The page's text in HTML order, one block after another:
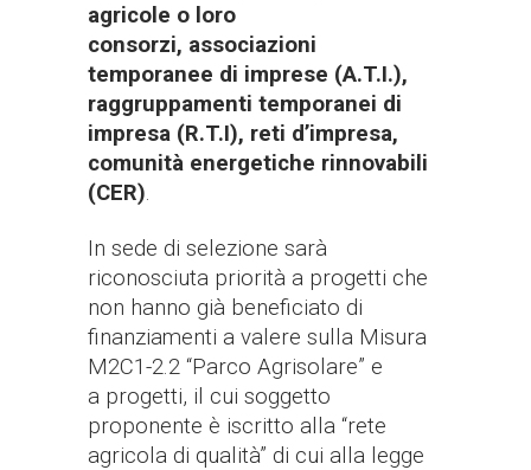
agricole o loro
consorzi, associazioni
temporanee di imprese (A.T.I.),
raggruppamenti temporanei di
impresa (R.T.I), reti d’impresa,
comunità energetiche rinnovabili
(CER).
In sede di selezione sarà
riconosciuta priorità a progetti che
non hanno già beneficiato di
finanziamenti a valere sulla Misura
M2C1-2.2 “Parco Agrisolare” e
a progetti, il cui soggetto
proponente è iscritto alla “rete
agricola di qualità” di cui alla legge